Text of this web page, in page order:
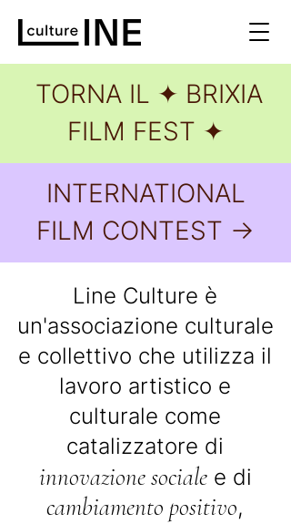
TORNA IL ✦ BRIXIA
FILM FEST ✦
INTERNATIONAL
FILM CONTEST ->
Line Culture è
un'associazione culturale
e collettivo che utilizza il
lavoro artistico e
culturale come
catalizzatore di
innovazione socialee di
cambiamento positivo,